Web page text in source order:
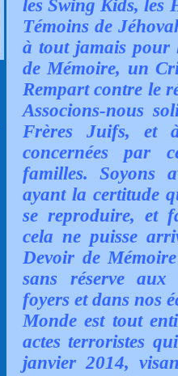
les Swing Kids, les
Témoins de
à tout jamais pour
de Mémoire, un
Rempart contre le
Associons-nous
Frères Juifs, et
concernées par
familles. Soyons
ayant la certitude
se reproduire, et
cela ne puisse
Devoir de
sans réserve aux
foyers et dans nos
Monde est tout
actes terroristes
janvier 2014,